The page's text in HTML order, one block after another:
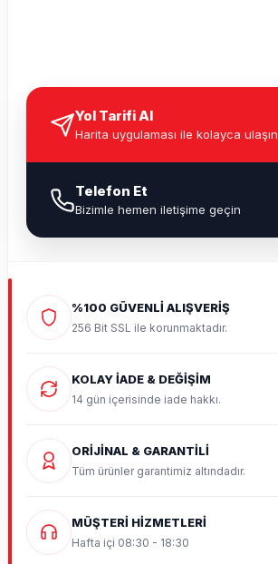
Yol Tarifi Al
Harita uygulaması ile kolayca ulaşın
Telefon Et
Bizimle hemen iletişime geçin
%100 GÜVENLİ ALIŞVERİŞ
256 Bit SSL ile korunmaktadır.
KOLAY İADE & DEĞİŞİM
14 gün içerisinde iade hakkı.
ORİJİNAL & GARANTİLİ
Tüm ürünler garantimiz altındadır.
MÜŞTERİ HİZMETLERİ
Hafta içi 08:30 - 18:30